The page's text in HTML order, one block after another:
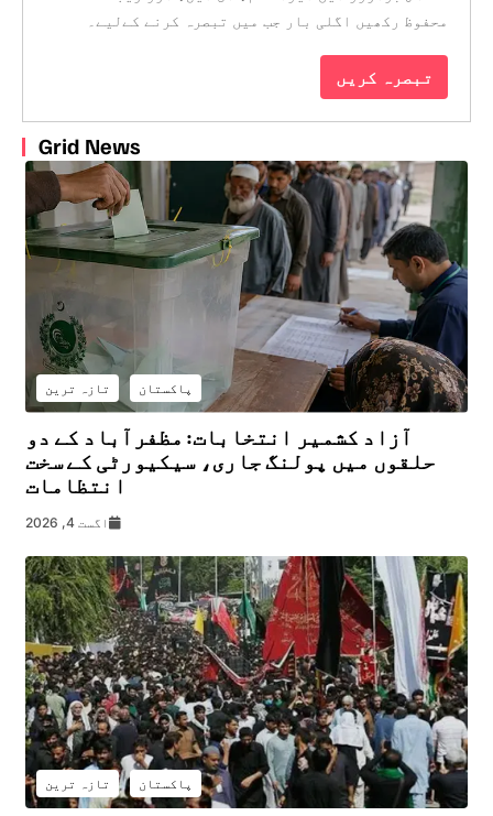
محفوظ رکھیں اگلی بار جب میں تبصرہ کرنے کےلیے۔
Grid News
پاکستان تازہ ترین
آزاد کشمیر انتخابات: مظفرآباد کے دو
حلقوں میں پولنگ جاری، سیکیورٹی کے سخت
انتظامات
اگست 4, 2026
پاکستان تازہ ترین